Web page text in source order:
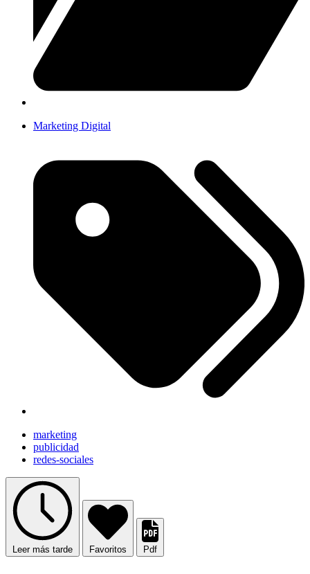
Marketing Digital
marketing
publicidad
redes-sociales
Leer más tarde Favoritos Pdf